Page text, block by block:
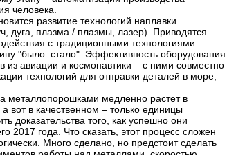
человека.
развитие технологий наплавки
дуга, плазма / плазмы, лазер). Приводятся
с традиционными технологиями
"было–стало". Эффективность оборудования
из авиации и космонавтики – ​с ними совместно
технологий для отправки деталей в море,
металлопорошками медленно растет в
вот в качественном – ​только единицы
доказательства того, как успешно они
2017 года. Что сказать, этот процесс сложен
Много сделано, но предстоит сделать